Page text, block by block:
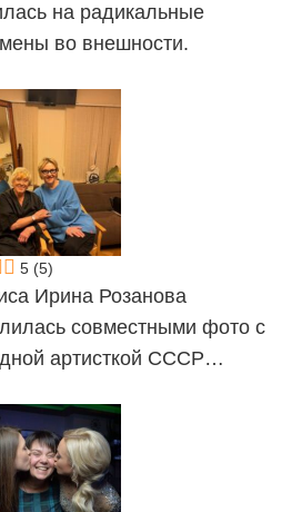
на радикальные
во внешности.
5 (5)
Ирина Розанова
совместными фото с
артисткой СССР…